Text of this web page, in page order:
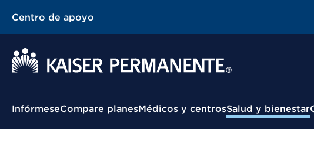
Centro de apoyo
Menú contextual
InfórmeseCompare planesMédicos y centrosSalud y bienestar